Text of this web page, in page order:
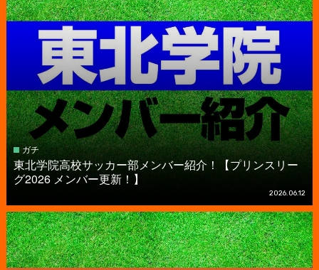
ガチ
東北学院高校サッカー部メンバー紹介！【プリンスリー
グ2026 メンバー更新！】
2026.06.12